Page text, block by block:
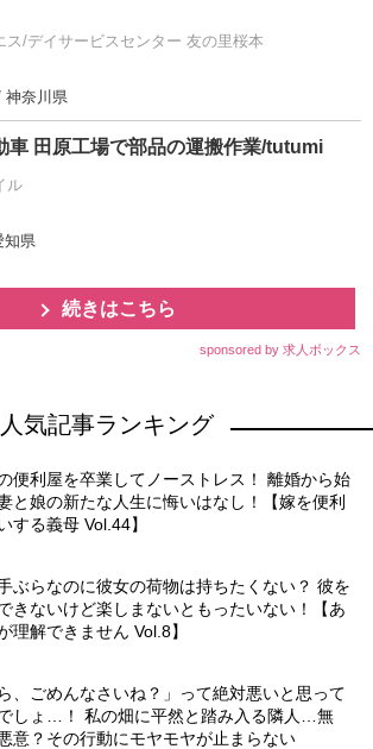
ス/デイサービスセンター 友の里桜本
神奈川県
車 田原工場で部品の運搬作業/tutumi
ル
知県
続きはこちら
sponsored by 求人ボックス
人気記事ランキング
便利屋を卒業してノーストレス！ 離婚から始
と娘の新たな人生に悔いはなし！【嫁を便利
する義母 Vol.44】
ぶらなのに彼女の荷物は持ちたくない？ 彼を
きないけど楽しまないともったいない！【あ
理解できません Vol.8】
ら、ごめんなさいね？」って絶対悪いと思って
しょ…！ 私の畑に平然と踏み入る隣人…無
意？その行動にモヤモヤが止まらない